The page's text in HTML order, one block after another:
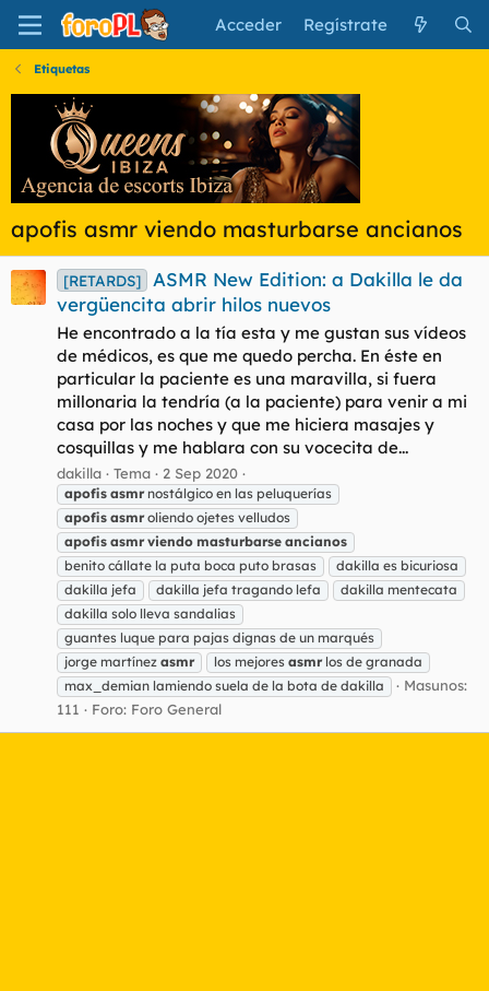
Acceder Regístrate
Etiquetas
apofis asmr viendo masturbarse ancianos
[RETARDS]
ASMR New Edition: a Dakilla le da
vergüencita abrir hilos nuevos
He encontrado a la tía esta y me gustan sus vídeos
de médicos, es que me quedo percha. En éste en
particular la paciente es una maravilla, si fuera
millonaria la tendría (a la paciente) para venir a mi
casa por las noches y que me hiciera masajes y
cosquillas y me hablara con su vocecita de...
dakilla Tema 2 Sep 2020
apofis asmr nostálgico en las peluquerías
apofis asmr oliendo ojetes velludos
apofis asmr viendo masturbarse ancianos
benito cállate la puta boca puto brasas
dakilla es bicuriosa
dakilla jefa
dakilla jefa tragando lefa
dakilla mentecata
dakilla solo lleva sandalias
guantes luque para pajas dignas de un marqués
jorge martínez asmr los mejores asmr los de granada
max_demian lamiendo suela de la bota de dakilla
Masunos:
111
Foro: Foro General